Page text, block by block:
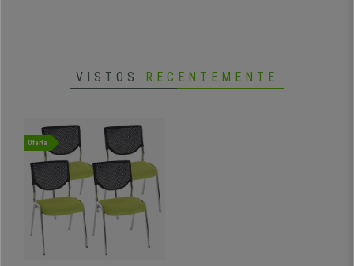
VISTOS RECENTEMENTE
Oferta